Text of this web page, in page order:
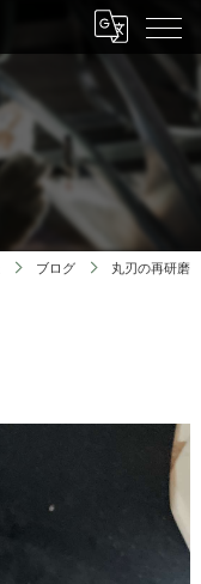
ブログ 丸刃の再研磨